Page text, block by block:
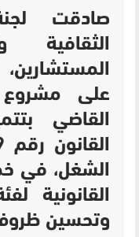
صادقت
الثقافية
المستشارين،
الشغل، في
القانونية
وتحسين